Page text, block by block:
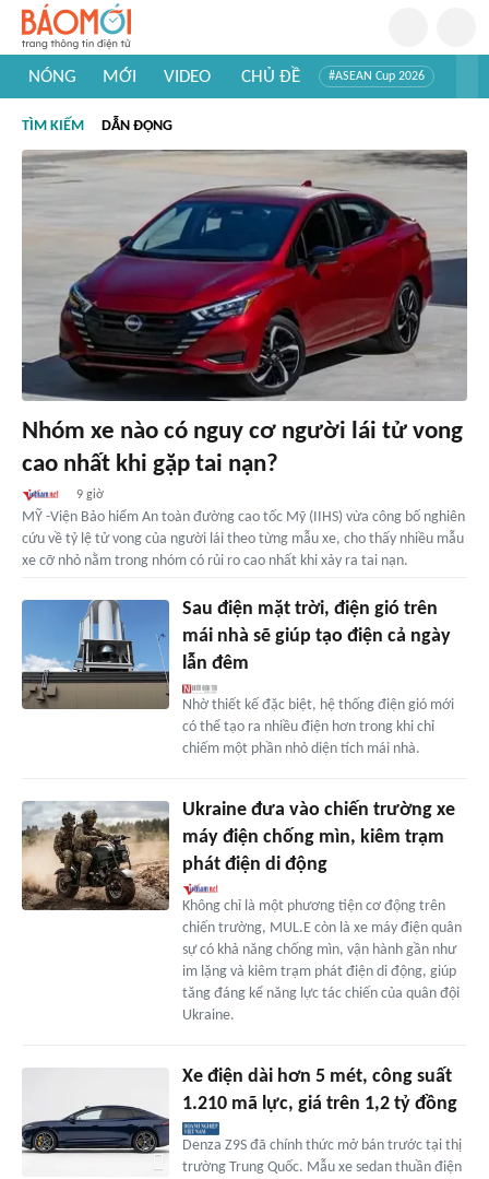
NÓNG MỚI VIDEO CHỦ ĐỀ #ASEAN Cup 2026
#Khám phá thế giới
TÌM KIẾM DẪN ĐỘNG
Nhóm xe nào có nguy cơ người lái tử vong
cao nhất khi gặp tai nạn?
9 giờ
MỸ -Viện Bảo hiểm An toàn đường cao tốc Mỹ (IIHS) vừa công bố nghiên
cứu về tỷ lệ tử vong của người lái theo từng mẫu xe, cho thấy nhiều mẫu
xe cỡ nhỏ nằm trong nhóm có rủi ro cao nhất khi xảy ra tai nạn.
Sau điện mặt trời, điện gió trên
mái nhà sẽ giúp tạo điện cả ngày
lẫn đêm
Nhờ thiết kế đặc biệt, hệ thống điện gió mới
có thể tạo ra nhiều điện hơn trong khi chỉ
chiếm một phần nhỏ diện tích mái nhà.
Ukraine đưa vào chiến trường xe
máy điện chống mìn, kiêm trạm
phát điện di động
Không chỉ là một phương tiện cơ động trên
chiến trường, MUL.E còn là xe máy điện quân
sự có khả năng chống mìn, vận hành gần như
im lặng và kiêm trạm phát điện di động, giúp
tăng đáng kể năng lực tác chiến của quân đội
Ukraine.
Xe điện dài hơn 5 mét, công suất
1.210 mã lực, giá trên 1,2 tỷ đồng
Denza Z9S đã chính thức mở bán trước tại thị
trường Trung Quốc. Mẫu xe sedan thuần điện